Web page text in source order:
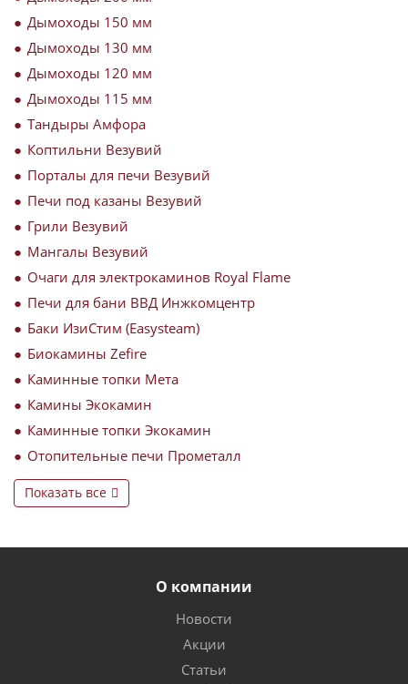
Дымоходы 150 мм
Дымоходы 130 мм
Дымоходы 120 мм
Дымоходы 115 мм
Тандыры Амфора
Коптильни Везувий
Порталы для печи Везувий
Печи под казаны Везувий
Грили Везувий
Мангалы Везувий
Очаги для электрокаминов Royal Flame
Печи для бани ВВД Инжкомцентр
Баки ИзиСтим (Easysteam)
Биокамины Zefire
Каминные топки Мета
Камины Экокамин
Каминные топки Экокамин
Отопительные печи Прометалл
Показать все
О компании
Новости
Акции
Статьи